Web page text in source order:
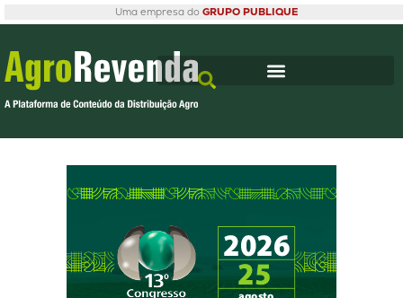
Uma empresa do GRUPO PUBLIQUE